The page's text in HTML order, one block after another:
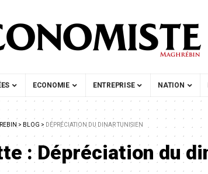
ECONOMIE ENTREPRISE NATION
> BLOG > DÉPRÉCIATION DU DINAR TUNISIEN
:Dépréciation du